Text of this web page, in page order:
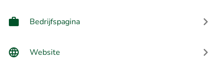
Bedrijfspagina
Website